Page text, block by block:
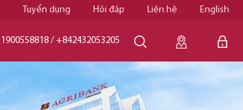
Tuyển dụng Hỏi đáp Liên hệ English
1900558818 / +842432053205